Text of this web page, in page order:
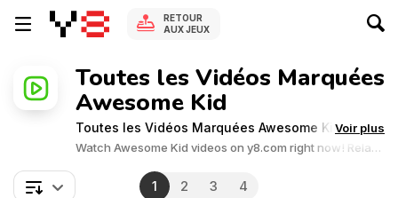
RETOUR
AUX JEUX
Toutes les Vidéos Marquées
Awesome Kid
Toutes les Vidéos Marquées Awesome Kid
Watch Awesome Kid videos on y8.com right now! Relax
videos.Y8 videos is supported by ads, so there is no cost
to watch all the videos.
Voir plus
1 2 3 4